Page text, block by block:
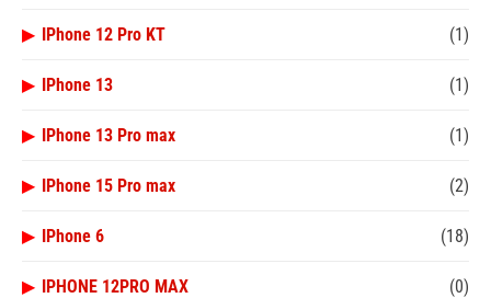
▶ IPhone 12 Pro KT (1)
▶ IPhone 13 (1)
▶ IPhone 13 Pro max (1)
▶ IPhone 15 Pro max (2)
▶ IPhone 6 (18)
▶ IPHONE 12PRO MAX (0)